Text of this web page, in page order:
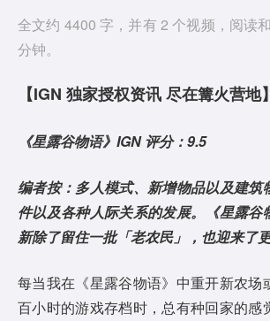
全文约 4400 字，并有 2 个视频，阅读
分钟。
【IGN 独家授权资讯 尽在篝火营地】
《星露谷物语》IGN 评分：9.5
编者按：多人模式、新增物品以及建筑
件以及各种人际关系的发展。《星露谷
新除了留住一批「老农民」，也迎来了
每当我在《星露谷物语》中重开新农场
百小时的游戏存档时，总有种回家的感